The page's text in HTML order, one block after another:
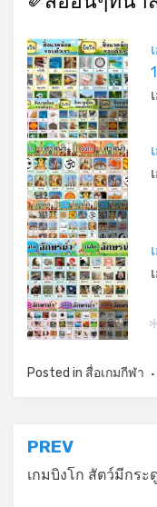
Posted in สื่อเกมกีฬา
แนะแนว
เรื่อง
PREV
เกมบิงโก สัตว์มีกระ